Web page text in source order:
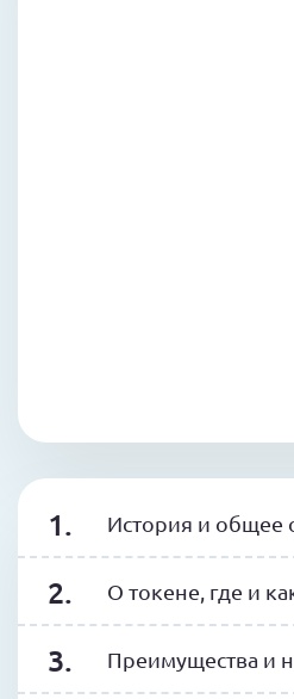
История и общее
О токене, где и
Преимущества и